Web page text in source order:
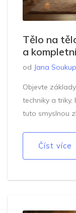
Tělo na
a
od Jana
Objevte
techniky a
tuto smyslnou
Číst více